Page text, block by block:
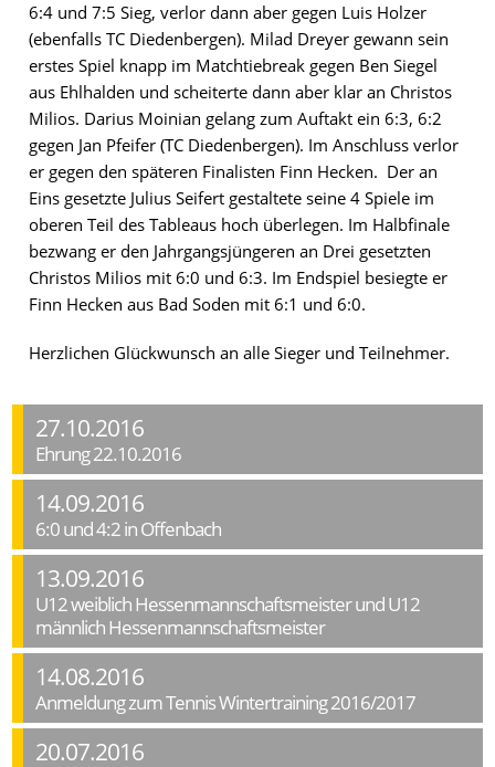
6:4 und 7:5 Sieg, verlor dann aber gegen Luis Holzer
(ebenfalls TC Diedenbergen). Milad Dreyer gewann sein
erstes Spiel knapp im Matchtiebreak gegen Ben Siegel
aus Ehlhalden und scheiterte dann aber klar an Christos
Milios. Darius Moinian gelang zum Auftakt ein 6:3, 6:2
gegen Jan Pfeifer (TC Diedenbergen). Im Anschluss verlor
er gegen den späteren Finalisten Finn Hecken. Der an
Eins gesetzte Julius Seifert gestaltete seine 4 Spiele im
oberen Teil des Tableaus hoch überlegen. Im Halbfinale
bezwang er den Jahrgangsjüngeren an Drei gesetzten
Christos Milios mit 6:0 und 6:3. Im Endspiel besiegte er
Finn Hecken aus Bad Soden mit 6:1 und 6:0.
Herzlichen Glückwunsch an alle Sieger und Teilnehmer.
27.10.2016
Ehrung 22.10.2016
14.09.2016
6:0 und 4:2 in Offenbach
13.09.2016
U12 weiblich Hessenmannschaftsmeister und U12
männlich Hessenmannschaftsmeister
14.08.2016
Anmeldung zum Tennis Wintertraining 2016/2017
20.07.2016